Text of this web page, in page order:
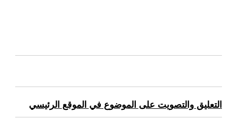
التعليق والتصويت على الموضوع في الموقع الرئيسي